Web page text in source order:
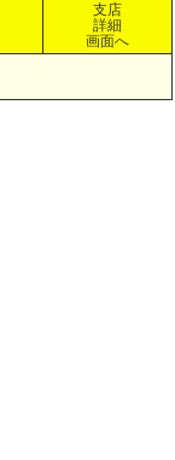
支店
詳細
画面へ